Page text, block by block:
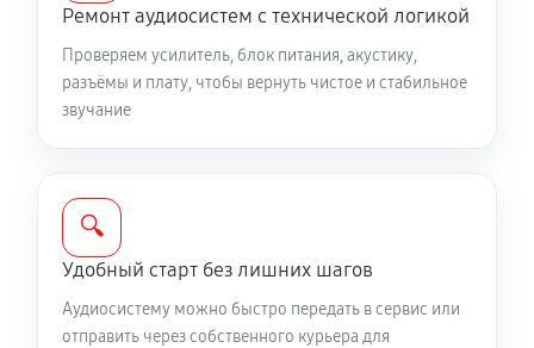
Ремонт аудиосистем с технической логикой
Проверяем усилитель, блок питания, акустику,
разъёмы и плату, чтобы вернуть чистое и стабильное
звучание
🔍
Удобный старт без лишних шагов
Аудиосистему можно быстро передать в сервис или
отправить через собственного курьера для